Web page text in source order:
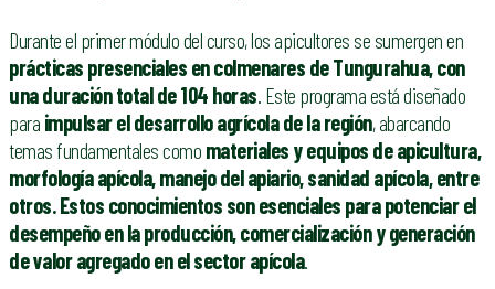
Durante el primer módulo del curso, los apicultores se sumergen en
prácticas presenciales en colmenares de Tungurahua, con
una duración total de 104 horas. Este programa está diseñado
para impulsar el desarrollo agrícola de la región, abarcando
temas fundamentales como materiales y equipos de apicultura,
morfología apícola, manejo del apiario, sanidad apícola, entre
otros. Estos conocimientos son esenciales para potenciar el
desempeño en la producción, comercialización y generación
de valor agregado en el sector apícola.